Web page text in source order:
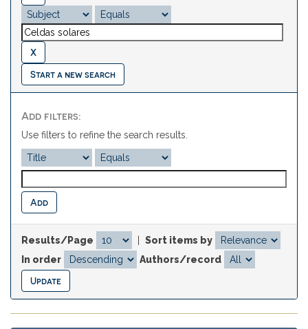
Start a new search
Add filters:
Use filters to refine the search results.
Results/Page
Sort items by
In order
Authors/record